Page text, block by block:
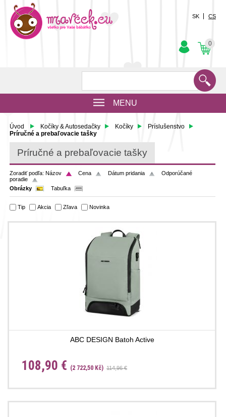
0
SK CS
MENU
Úvod Kočíky & Autosedačky Kočíky
Príslušenstvo
Príručné a prebaľovacie tašky
Príručné a prebaľovacie tašky
Zoradiť podľa: Názov Cena Dátum pridania
Odporúčané
poradie
Obrázky
Tabuľka
Tip Akcia Zľava Novinka
ABC DESIGN Batoh Active
108,90 € (2 722,50 Kč) 114,96 €